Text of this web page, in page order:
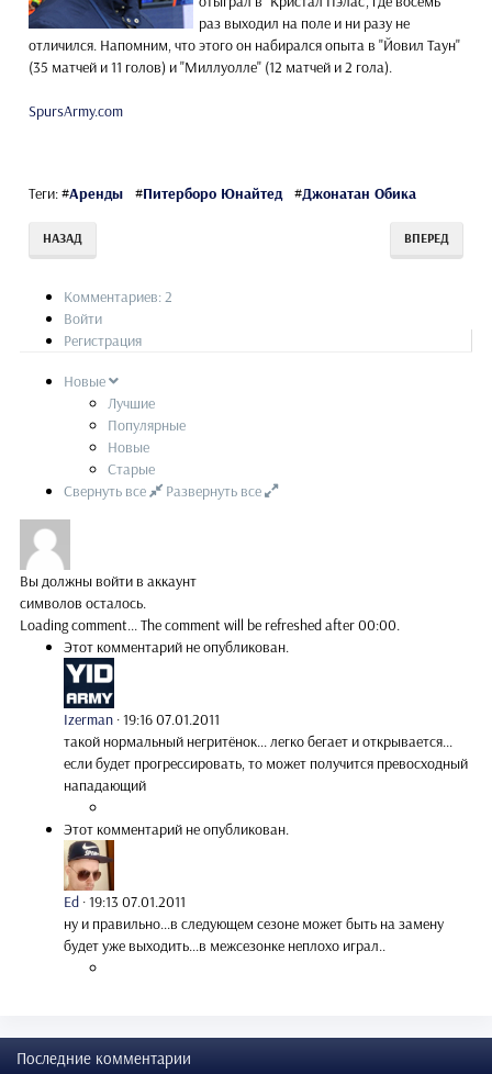
раз выходил на поле и ни разу не
отличился. Напомним, что этого он набирался опыта в "Йовил Таун"
(35 матчей и 11 голов) и "Миллуолле" (12 матчей и 2 гола).
SpursArmy.com
Теги:#Аренды #Питерборо Юнайтед #Джонатан Обика
НАЗАД ВПЕРЕД
Комментариев: 2
Войти
Регистрация
Новые
Лучшие
Популярные
Новые
Старые
Свернуть все
Развернуть все
Вы должны войти в аккаунт
символов осталось.
Loading comment...The comment will be refreshed after00:00.
Этот комментарий не опубликован.
Izerman ·19:16 07.01.2011
такой нормальный негритёнок... легко бегает и открывается...
если будет прогрессировать, то может получится превосходный
нападающий
Этот комментарий не опубликован.
Ed ·19:13 07.01.2011
ну и правильно...в следующем сезоне может быть на замену
будет уже выходить...в межсезонке неплохо играл..
Последние комментарии